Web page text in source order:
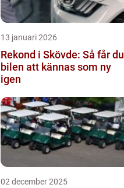
13 januari 2026
Rekond i Skövde: Så får du
bilen att kännas som ny
igen
02 december 2025